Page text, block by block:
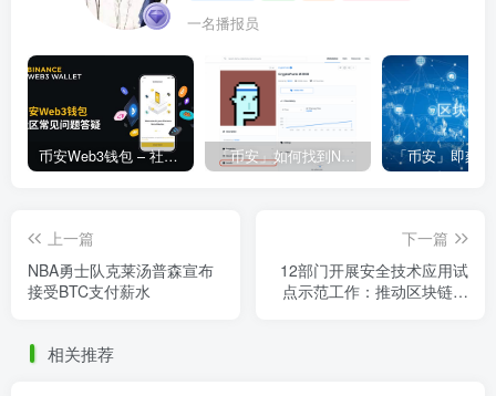
一名播报员
币安Web3钱包 – 社区常见问题答疑 「币安」如何找到NFT合约地址？
上一篇
NBA勇士队克莱汤普森宣布
接受BTC支付薪水
下一篇
12部门开展安全技术应用试
点示范工作：推动区块链等
相关推荐